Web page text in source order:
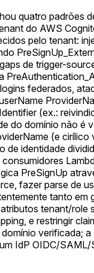
quatro padrões
do AWS
pelo tenant:
de trigger-
federados,
(ex.:
do domínio não é
(е cirílico
de identidade
PreSignUp
fazer parse de
tanto em
tenant/role
e restringir
verificada;
IdP OIDC/